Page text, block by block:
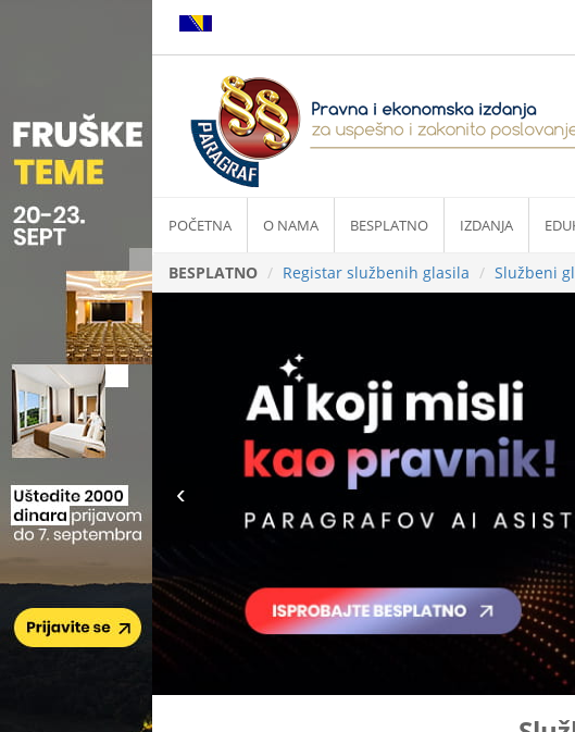
POČETNA O NAMA BESPLATNO IZDANJA
BESPLATNO Registar službenih glasila Službeni